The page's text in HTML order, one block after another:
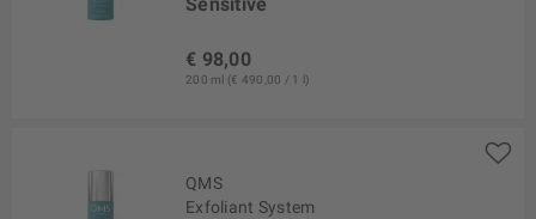
€ 98,00
200 ml (€ 490,00 / 1 l)
QMS
Exfoliant System